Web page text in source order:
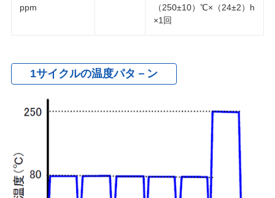
ppm
（250±10）℃×（24±2）h
×1回
1サイクルの温度パタ－ン